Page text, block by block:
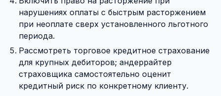
нарушениях оплаты с быстрым расторжением
при неоплате сверх установленного льготного
периода.
Рассмотреть торговое кредитное страхование
для крупных дебиторов; андеррайтер
страховщика самостоятельно оценит
кредитный риск по конкретному клиенту.